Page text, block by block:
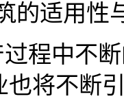
的适用性
程中不
也将不断